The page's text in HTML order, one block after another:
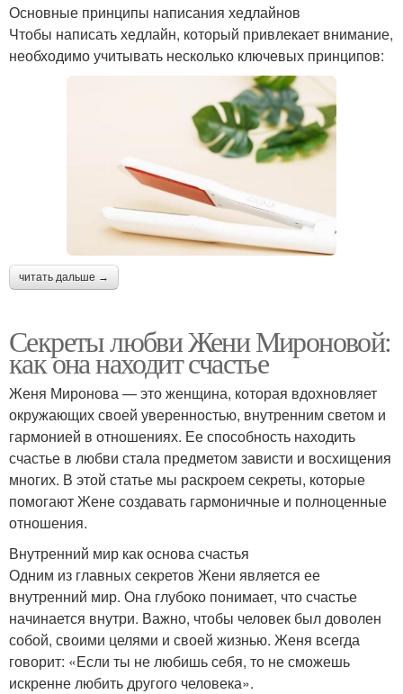
Основные принципы написания хедлайнов
Чтобы написать хедлайн, который привлекает внимание,
необходимо учитывать несколько ключевых принципов:
читать дальше →
Секреты любви Жени Мироновой:
как она находит счастье
Женя Миронова — это женщина, которая вдохновляет
окружающих своей уверенностью, внутренним светом и
гармонией в отношениях. Ее способность находить
счастье в любви стала предметом зависти и восхищения
многих. В этой статье мы раскроем секреты, которые
помогают Жене создавать гармоничные и полноценные
отношения.
Внутренний мир как основа счастья
Одним из главных секретов Жени является ее
внутренний мир. Она глубоко понимает, что счастье
начинается внутри. Важно, чтобы человек был доволен
собой, своими целями и своей жизнью. Женя всегда
говорит: «Если ты не любишь себя, то не сможешь
искренне любить другого человека».